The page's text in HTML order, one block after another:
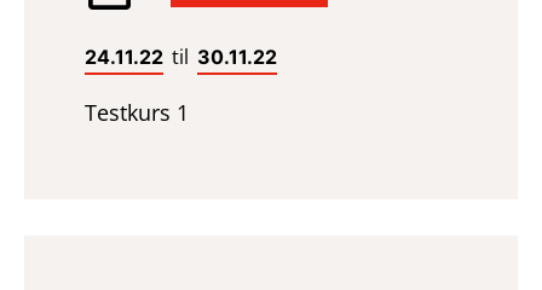
24.11.22 til 30.11.22
Testkurs 1